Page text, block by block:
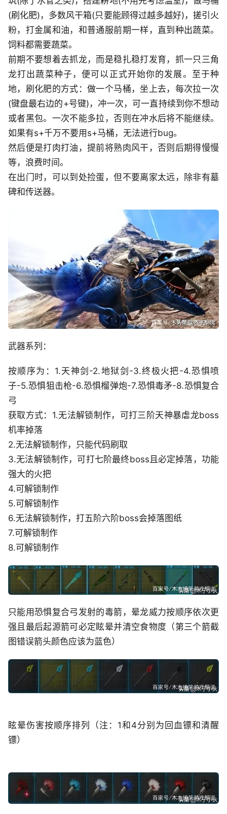
(刷化肥)，多数风干箱(只要能顾得过越多越好)，搓引火
粉，打金属和油，和普通服前期一样，直到种出蔬菜。
饲料都需要蔬菜。
前期不要想着去抓龙，而是稳扎稳打发育，抓一只三角
龙打出蔬菜种子，便可以正式开始你的发展。至于种
地，刷化肥的方式：做一个马桶，坐上去，每次拉一次
(键盘最右边的+号键)，冲一次，可一直持续到你不想动
或者黑包。一次不能多拉，否则在冲水后将不能继续。
如果有s+千万不要用s+马桶，无法进行bug。
然后便是打肉打油，提前将熟肉风干，否则后期得慢慢
等，浪费时间。
在出门时，可以到处捡蛋，但不要离家太远，除非有墓
碑和传送器。
武器系列：
按顺序为：1.天神剑-2.地狱剑-3.终极火把-4.恐惧喷
子-5.恐惧狙击枪-6.恐惧榴弹炮-7.恐惧毒矛-8.恐惧复合
弓
获取方式：1.无法解锁制作，可打三阶天神暴虐龙boss
机率掉落
2.无法解锁制作，只能代码刷取
3.无法解锁制作，可打七阶最终boss且必定掉落，功能
强大的火把
4.可解锁制作
5.可解锁制作
6.无法解锁制作，打五阶六阶boss会掉落图纸
7.可解锁制作
8.可解锁制作
只能用恐惧复合弓发射的毒箭，晕龙威力按顺序依次更
强且最后起源箭可必定眩晕并清空食物度（第三个箭截
图错误箭头颜色应该为蓝色）
眩晕伤害按顺序排列（注：1和4分别为回血镖和清醒
镖）